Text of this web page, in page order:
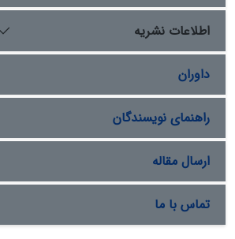
اطلاعات نشریه
داوران
راهنمای نویسندگان
ارسال مقاله
تماس با ما